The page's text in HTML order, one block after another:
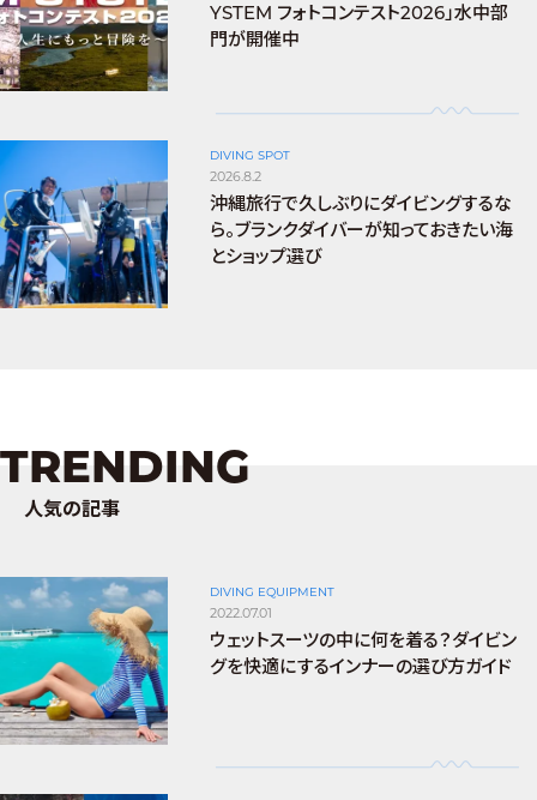
YSTEM フォトコンテスト2026」水中部
門が開催中
DIVING SPOT
2026.8.2
沖縄旅行で久しぶりにダイビングするな
ら。ブランクダイバーが知っておきたい海
とショップ選び
TRENDING
人気の記事
DIVING EQUIPMENT
2022.07.01
ウェットスーツの中に何を着る？ダイビン
グを快適にするインナーの選び方ガイド